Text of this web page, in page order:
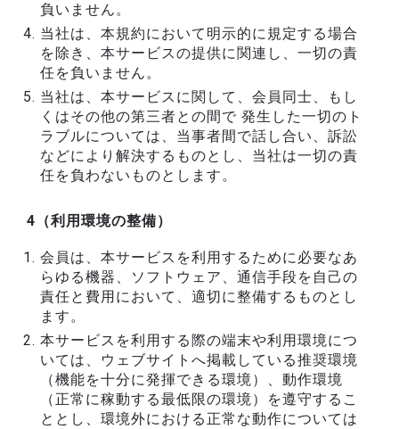
負いません。
当社は、本規約において明示的に規定する場合
を除き、本サービスの提供に関連し、一切の責
任を負いません。
当社は、本サービスに関して、会員同士、もし
くはその他の第三者との間で 発生した一切のト
ラブルについては、当事者間で話し合い、訴訟
などにより解決するものとし、当社は一切の責
任を負わないものとします。
4（利用環境の整備）
会員は、本サービスを利用するために必要なあ
らゆる機器、ソフトウェア、通信手段を自己の
責任と費用において、適切に整備するものとし
ます。
本サービスを利用する際の端末や利用環境につ
いては、ウェブサイトへ掲載している推奨環境
（機能を十分に発揮できる環境）、動作環境
（正常に稼動する最低限の環境）を遵守するこ
ととし、環境外における正常な動作については